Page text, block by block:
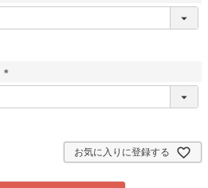
(
お気に入りに登録する